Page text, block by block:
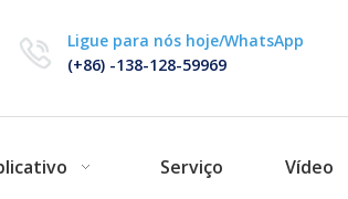
Ligue para nós hoje/WhatsApp
(+86) -138-128-59969
Serviço Vídeo